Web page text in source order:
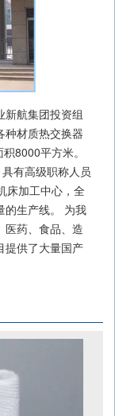
新航集团投资组
种材质热交换器
8000平方米。
有高级职称人员
床加工中心，全
的生产线。 为我
医药、食品、造
提供了大量国产
管理队伍，致
新产品。以科
保证、完善的售
信息网络化管理
库存管理系
、生产、销售
的产品。